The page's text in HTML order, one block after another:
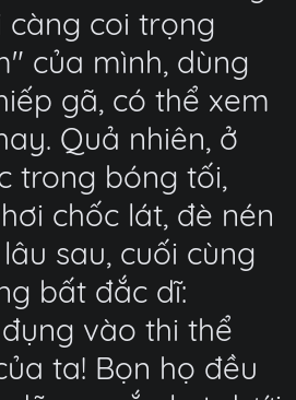
càng coi trọng
của mình, dùng
gã, có thể xem
Quả nhiên, ở
trong bóng tối,
chốc lát, đè nén
sau, cuối cùng
bất đắc dĩ:
vào thi thể
ta! Bọn họ đều